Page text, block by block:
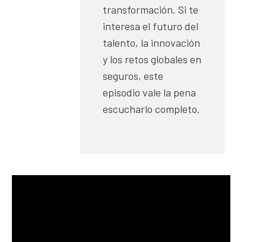
transformación. Si te
interesa el futuro del
talento, la innovación
y los retos globales en
seguros, este
episodio vale la pena
escucharlo completo.